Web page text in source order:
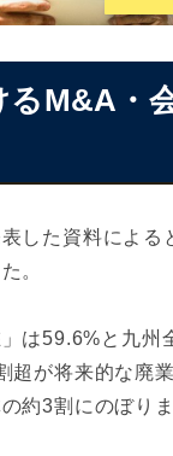
るM&A・
した資料によ
。
は59.6%と九州
超が将来的な廃
約3割にのぼりま